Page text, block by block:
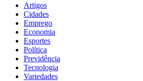
Artigos
Cidades
Emprego
Economia
Esportes
Política
Previdência
Tecnologia
Variedades